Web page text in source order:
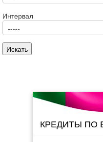
Интервал
КРЕДИТЫ ПО